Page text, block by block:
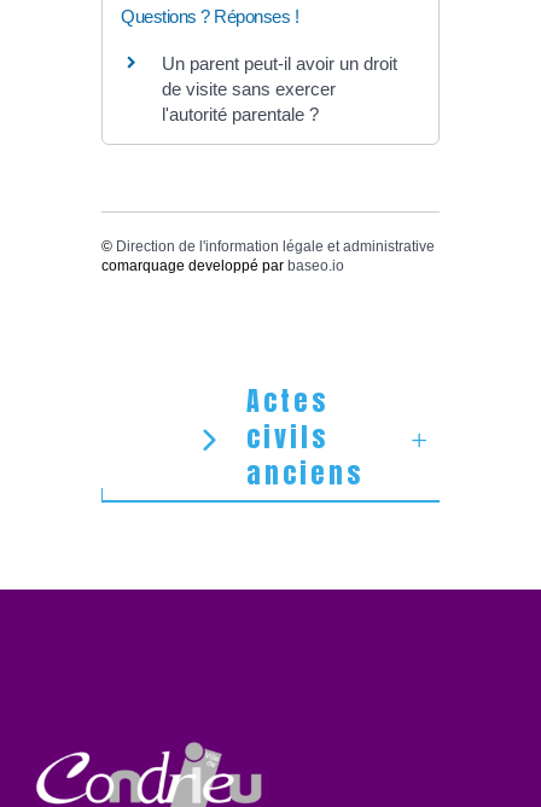
Questions ? Réponses !
Un parent peut-il avoir un droit
de visite sans exercer
l'autorité parentale ?
© Direction de l'information légale et administrative
comarquage developpé par baseo.io
Actes
civils
anciens